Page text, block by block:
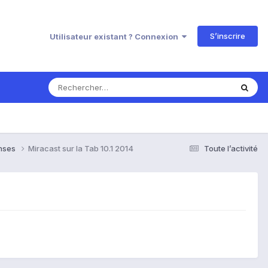
Utilisateur existant ? Connexion S’inscrire
Toute l’activité
Miracast sur la Tab 10.1 2014